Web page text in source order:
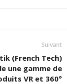
Suivant
(French Tech)
une gamme de
VR et 360°